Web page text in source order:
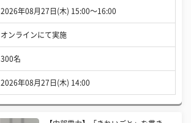
2026年08月27日(木) 15:00〜16:00
オンラインにて実施
300名
2026年08月27日(木) 14:00